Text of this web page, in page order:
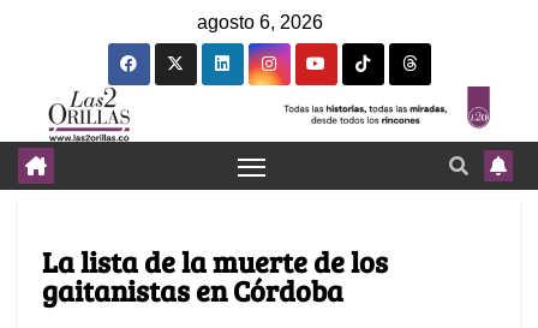
agosto 6, 2026
La lista de la muerte de los
gaitanistas en Córdoba